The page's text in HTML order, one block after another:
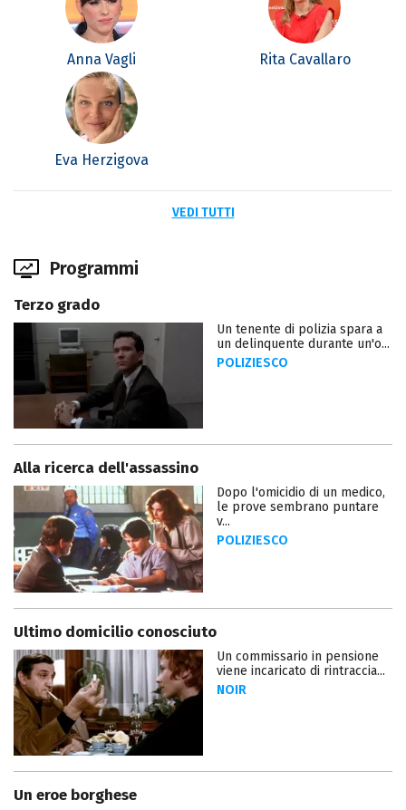
Anna Vagli Rita Cavallaro
Eva Herzigova
VEDI TUTTI
Programmi
Terzo grado
Un tenente di polizia spara a
un delinquente durante un'o...
POLIZIESCO
Alla ricerca dell'assassino
Dopo l'omicidio di un medico,
le prove sembrano puntare
v...
POLIZIESCO
Ultimo domicilio conosciuto
Un commissario in pensione
viene incaricato di rintraccia...
NOIR
Un eroe borghese